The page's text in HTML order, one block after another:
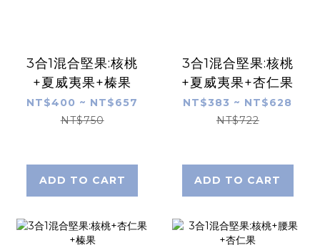
3合1混合堅果:核桃
+夏威夷果+榛果
NT$400 ~ NT$657
NT$750
ADD TO CART
3合1混合堅果:核桃
+夏威夷果+杏仁果
NT$383 ~ NT$628
NT$722
ADD TO CART